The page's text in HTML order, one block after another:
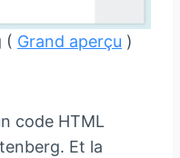
( Grand aperçu )
code HTML
Et la